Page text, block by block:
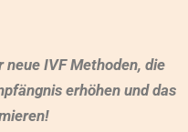
IVF Methoden, die
erhöhen und das